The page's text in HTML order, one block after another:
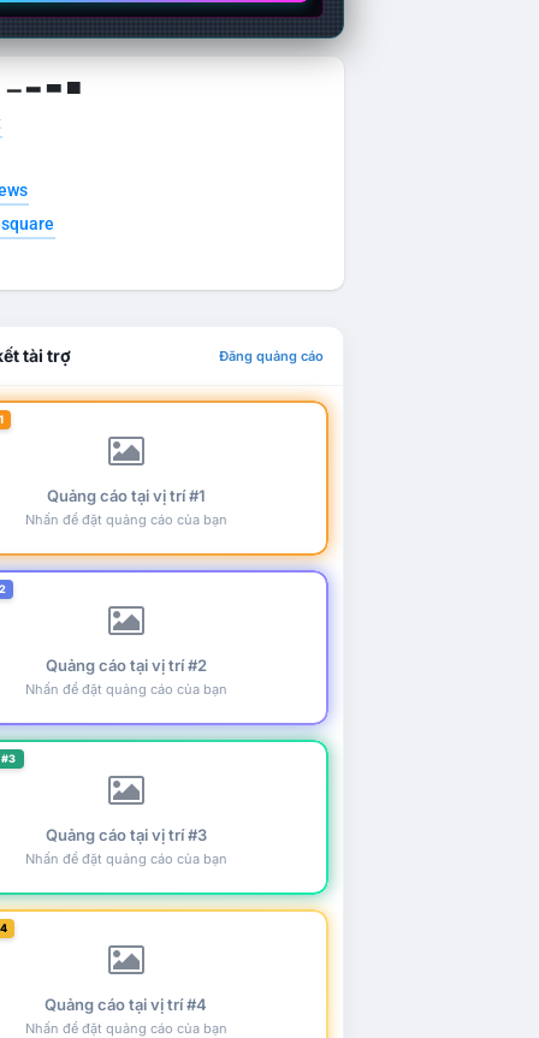
▁ ▂ ▃ ▄
tài trợ Đăng quảng cáo
Quảng cáo tại vị trí #1
Nhấn để đặt quảng cáo của bạn
Quảng cáo tại vị trí #2
Nhấn để đặt quảng cáo của bạn
Quảng cáo tại vị trí #3
Nhấn để đặt quảng cáo của bạn
Quảng cáo tại vị trí #4
Nhấn để đặt quảng cáo của bạn